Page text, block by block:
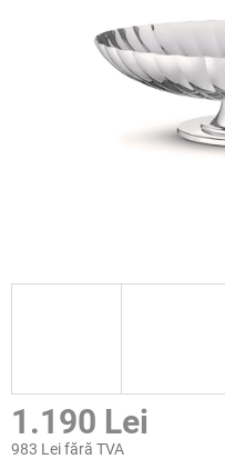
1.190 Lei
983 Lei fără TVA